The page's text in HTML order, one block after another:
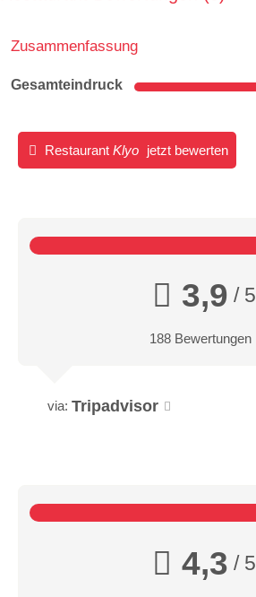
Zusammenfassung
Gesamteindruck
Restaurant Klyo jetzt bewerten
3,9 / 5
188 Bewertungen
via: Tripadvisor
4,3 / 5